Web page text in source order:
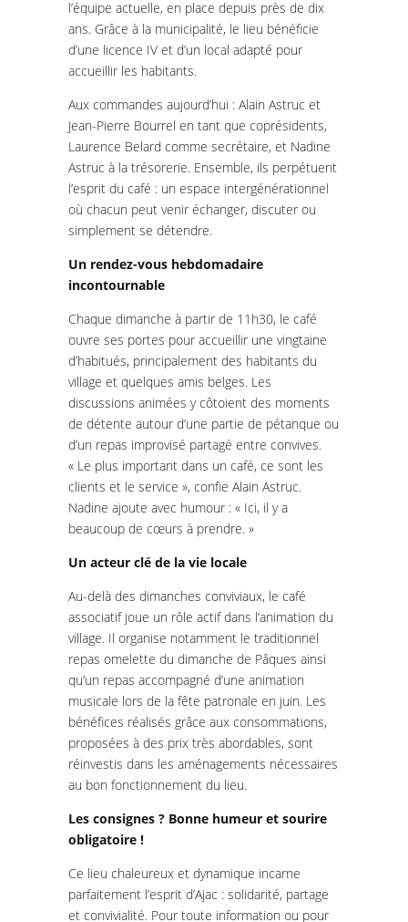
l’équipe actuelle, en place depuis près de dix
ans. Grâce à la municipalité, le lieu bénéficie
d’une licence IV et d’un local adapté pour
accueillir les habitants.
Aux commandes aujourd’hui : Alain Astruc et
Jean-Pierre Bourrel en tant que coprésidents,
Laurence Belard comme secrétaire, et Nadine
Astruc à la trésorerie. Ensemble, ils perpétuent
l’esprit du café : un espace intergénérationnel
où chacun peut venir échanger, discuter ou
simplement se détendre.
Un rendez-vous hebdomadaire
incontournable
Chaque dimanche à partir de 11h30, le café
ouvre ses portes pour accueillir une vingtaine
d’habitués, principalement des habitants du
village et quelques amis belges. Les
discussions animées y côtoient des moments
de détente autour d’une partie de pétanque ou
d’un repas improvisé partagé entre convives.
« Le plus important dans un café, ce sont les
clients et le service », confie Alain Astruc.
Nadine ajoute avec humour : « Ici, il y a
beaucoup de cœurs à prendre. »
Un acteur clé de la vie locale
Au-delà des dimanches conviviaux, le café
associatif joue un rôle actif dans l’animation du
village. Il organise notamment le traditionnel
repas omelette du dimanche de Pâques ainsi
qu’un repas accompagné d’une animation
musicale lors de la fête patronale en juin. Les
bénéfices réalisés grâce aux consommations,
proposées à des prix très abordables, sont
réinvestis dans les aménagements nécessaires
au bon fonctionnement du lieu.
Les consignes ? Bonne humeur et sourire
obligatoire !
Ce lieu chaleureux et dynamique incarne
parfaitement l’esprit d’Ajac : solidarité, partage
et convivialité. Pour toute information ou pour